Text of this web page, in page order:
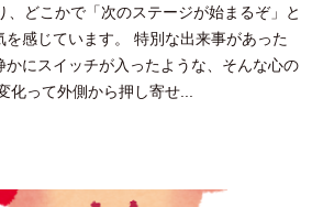
、どこかで「次のステージが始まるぞ」と
を感じています。 特別な出来事があった
かにスイッチが入ったような、そんな心の
化って外側から押し寄せ...